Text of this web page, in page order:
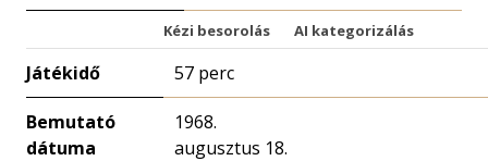
Kézi besorolás AI kategorizálás
Játékidő 57 perc
Bemutató
dátuma
1968.
augusztus 18.